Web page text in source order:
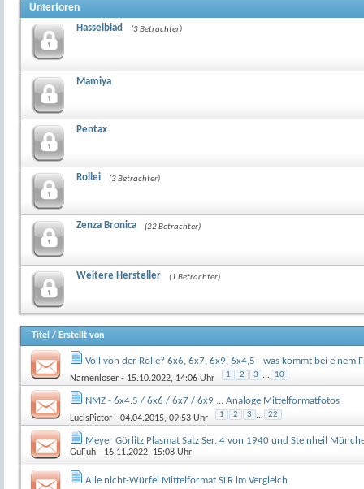
Unterforen
Hasselblad (3 Betrachter)
Mamiya
Pentax
Rollei (3 Betrachter)
Zenza Bronica (22 Betrachter)
Weitere Hersteller (1 Betrachter)
Titel / Erstellt von
Voll von der Rolle? 6x6, 6x7, 6x9, 6x4,5 - was kommt bei einem
Namenloser - 15.10.2022, 14:06 Uhr 1 2 3 ... 10
NMZ - 6x4.5 / 6x6 / 6x7 / 6x9 ... Analoge Mittelformatfotos
LucisPictor - 04.04.2015, 09:53 Uhr 1 2 3 ... 22
Meyer Görlitz Plasmat Satz Ser. 4 von 1940 und Steinheil
GuFuh - 16.11.2022, 15:08 Uhr
Alle nicht-Würfel Mittelformat SLR im Vergleich